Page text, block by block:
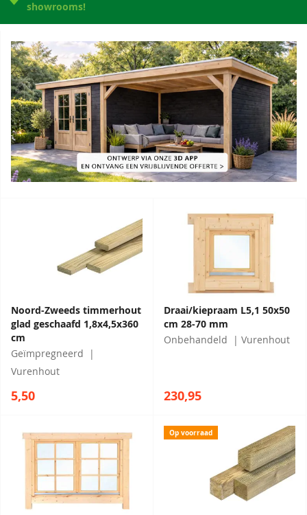
showrooms!
Noord-Zweeds timmerhout
glad geschaafd 1,8x4,5x360
cm
Geïmpregneerd
Vurenhout
5,50
Draai/kiepraam L5,1 50x50
cm 28-70 mm
Onbehandeld
Vurenhout
230,95
Op voorraad